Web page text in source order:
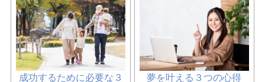
成功するために必要な３
夢を叶える３つの心得